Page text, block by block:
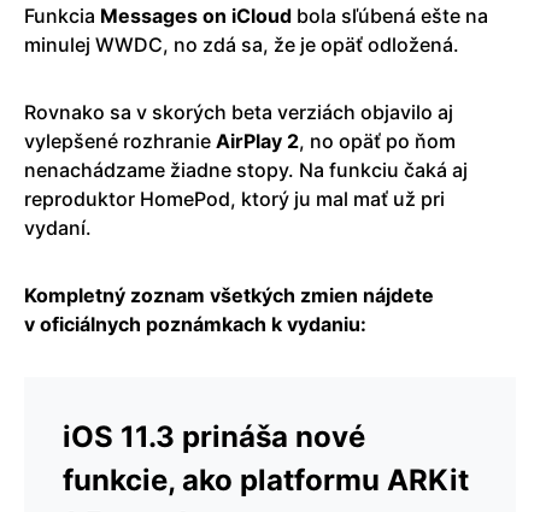
Funkcia Messages on iCloud bola sľúbená ešte na
minulej WWDC, no zdá sa, že je opäť odložená.
Rovnako sa v skorých beta verziách objavilo aj
vylepšené rozhranie AirPlay 2, no opäť po ňom
nenachádzame žiadne stopy. Na funkciu čaká aj
reproduktor HomePod, ktorý ju mal mať už pri
vydaní.
Kompletný zoznam všetkých zmien nájdete
v oficiálnych poznámkach k vydaniu:
iOS 11.3 prináša nové
funkcie, ako platformu ARKit